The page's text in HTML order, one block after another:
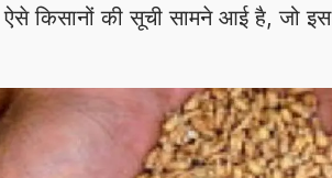
किसानों की सूची सामने आई है, जो